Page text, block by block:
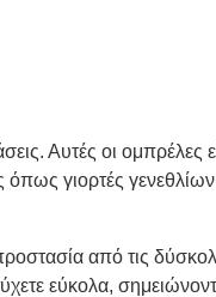
Αυτές οι ομπρέλες
γιορτές γενεθλίων
από τις
εύκολα,